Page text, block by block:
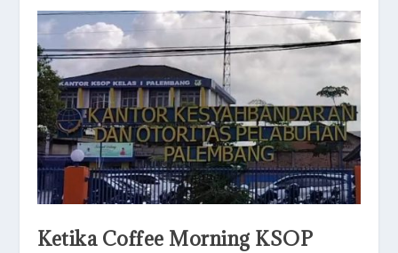
Ketika Coffee Morning KSOP